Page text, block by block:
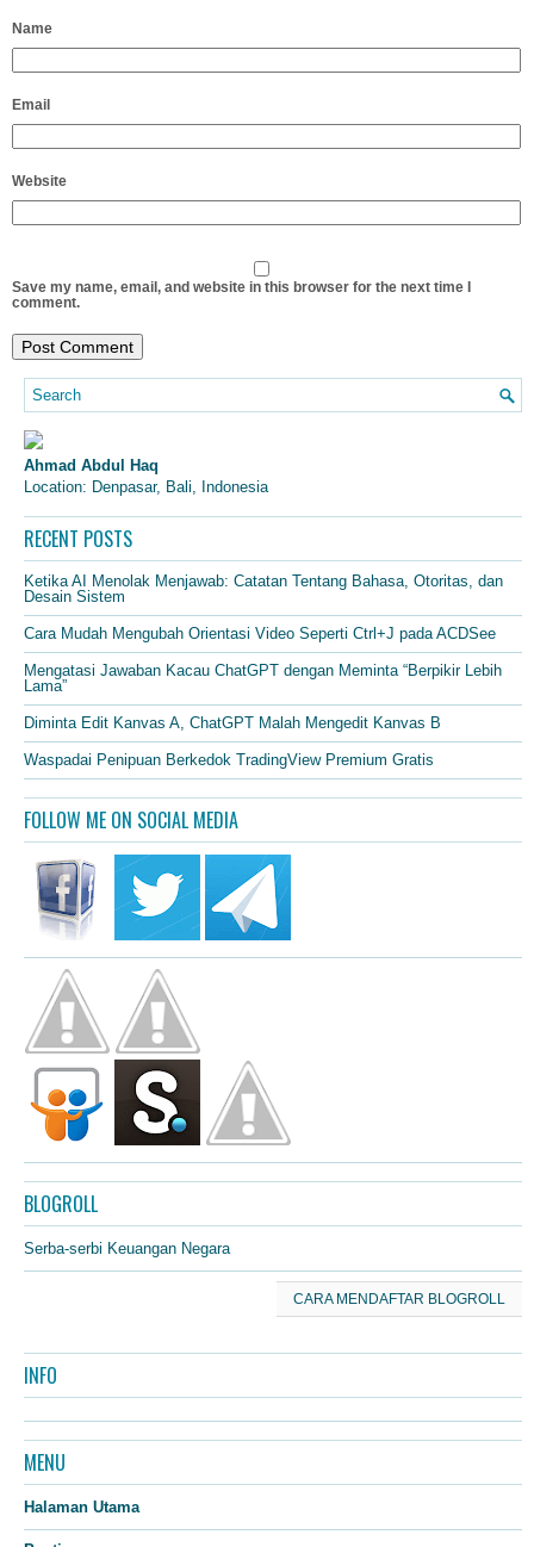
Name
Email
Website
Save my name, email, and website in this browser for the next time I
comment.
Ahmad Abdul Haq
Location: Denpasar, Bali, Indonesia
RECENT POSTS
Ketika AI Menolak Menjawab: Catatan Tentang Bahasa, Otoritas, dan
Desain Sistem
Cara Mudah Mengubah Orientasi Video Seperti Ctrl+J pada ACDSee
Mengatasi Jawaban Kacau ChatGPT dengan Meminta “Berpikir Lebih
Lama”
Diminta Edit Kanvas A, ChatGPT Malah Mengedit Kanvas B
Waspadai Penipuan Berkedok TradingView Premium Gratis
FOLLOW ME ON SOCIAL MEDIA
BLOGROLL
Serba-serbi Keuangan Negara
CARA MENDAFTAR BLOGROLL
INFO
MENU
Halaman Utama